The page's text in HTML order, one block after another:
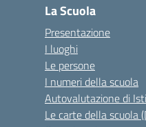
La Scuola
Presentazione
I luoghi
Le persone
I numeri della scuola
Autovalutazione di
Le carte della scuola